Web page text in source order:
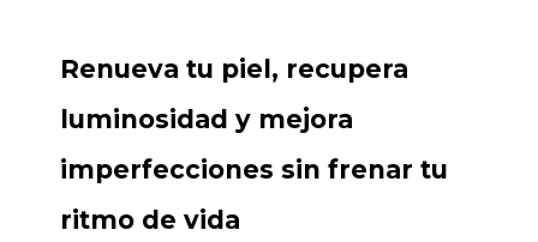
Renueva tu piel, recupera
luminosidad y mejora
imperfecciones sin frenar tu
ritmo de vida